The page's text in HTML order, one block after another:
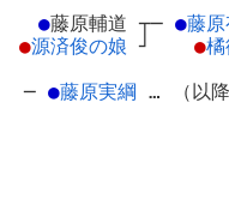
●藤原輔道 ┬
●源済俊の娘 ┘
─ ●藤
●橘
─ ●藤原実綱 … （以